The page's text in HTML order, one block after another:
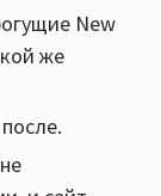
New
же